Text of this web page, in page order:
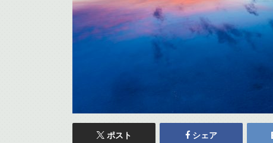
ポスト シェア